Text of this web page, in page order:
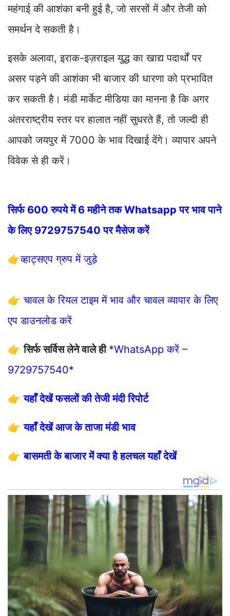
महंगाई की आशंका बनी हुई है, जो सरसों में और तेजी को
समर्थन दे सकती है।
इसके अलावा, इराक-इज़राइल युद्ध का खाद्य पदार्थों पर
असर पड़ने की आशंका भी बाजार की धारणा को प्रभावित
कर सकती है। मंडी मार्केट मीडिया का मानना है कि अगर
अंतरराष्ट्रीय स्तर पर हालात नहीं सुधरते हैं, तो जल्दी ही
आपको जयपुर में 7000 के भाव दिखाई देंगे। व्यापार अपने
विवेक से ही करें।
सिर्फ 600 रुपये में 6 महीने तक Whatsapp पर भाव पाने
के लिए 9729757540 पर मैसेज करें
👉व्हाट्सएप ग्रुप में जुड़े
👉चावल के रियल टाइम में भाव और चावल व्यापार के लिए
एप डाउनलोड करें
👉सिर्फ सर्विस लेने वाले ही *WhatsApp करें –
9729757540*
👉यहाँ देखें फसलों की तेजी मंदी रिपोर्ट
👉यहाँ देखें आज के ताजा मंडी भाव
👉बासमती के बाजार में क्या है हलचल यहाँ देखें